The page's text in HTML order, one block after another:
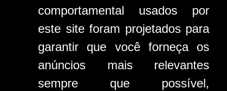
comportamental usados ​​por
este site foram projetados para
garantir que você forneça os
anúncios mais relevantes
sempre que possível,